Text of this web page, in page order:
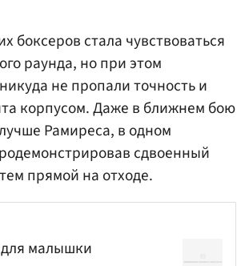
боксеров стала чувствоваться
раунда, но при этом
не пропали точность и
корпусом. Даже в ближнем бою
Рамиреса, в одном
сдвоенный
прямой на отходе.
малышки